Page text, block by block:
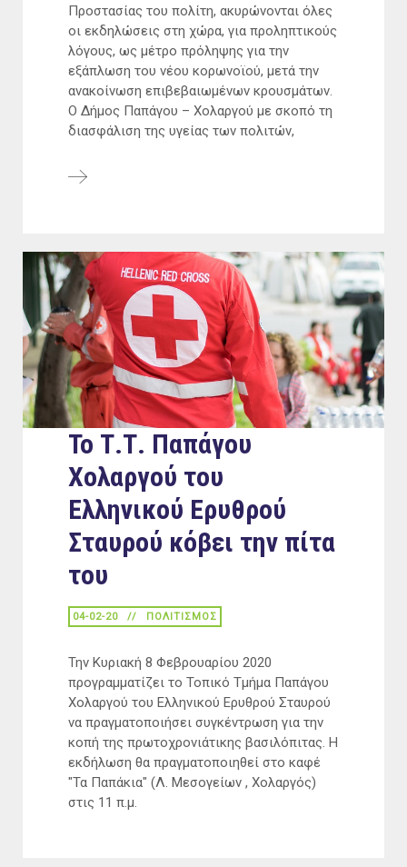
Προστασίας του πολίτη, ακυρώνονται όλες
οι εκδηλώσεις στη χώρα, για προληπτικούς
λόγους, ως μέτρο πρόληψης για την
εξάπλωση του νέου κορωνοϊού, μετά την
ανακοίνωση επιβεβαιωμένων κρουσμάτων.
Ο Δήμος Παπάγου – Χολαργού με σκοπό τη
διασφάλιση της υγείας των πολιτών,
Το Τ.Τ. Παπάγου
Χολαργού του
Ελληνικού Ερυθρού
Σταυρού κόβει την πίτα
του
04-02-20 ΠΟΛΙΤΙΣΜΟΣ
Την Κυριακή 8 Φεβρουαρίου 2020
προγραμματίζει το Τοπικό Τμήμα Παπάγου
Χολαργού του Ελληνικού Ερυθρού Σταυρού
να πραγματοποιήσει συγκέντρωση για την
κοπή της πρωτοχρονιάτικης βασιλόπιτας. Η
εκδήλωση θα πραγματοποιηθεί στο καφέ
"Τα Παπάκια" (Λ. Μεσογείων , Χολαργός)
στις 11 π.μ.